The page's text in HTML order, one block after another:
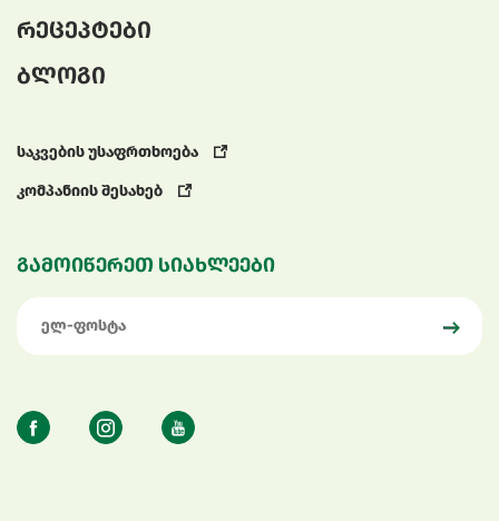
რეცეპტები
ბლოგი
საკვების უსაფრთხოება
კომპანიის შესახებ
გამოიწერეთ სიახლეები